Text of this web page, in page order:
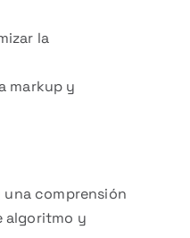
la
markup y
una comprensión
algoritmo y